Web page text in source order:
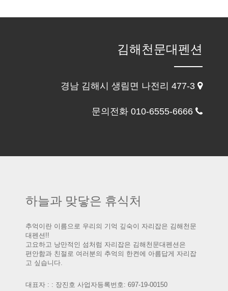
김해천문대펜션
경남 김해시 생림면 나전리 477-3
문의전화 010-6555-6666
하늘과 맞닿은 휴식처
추억이란 이름으로 우리의 기억 깊숙이 자리잡은 김해천문
대펜션!!
고요하고 낭만적인 섬처럼 자리잡은 김해천문대펜션은
편안함과 친절로 여러분의 추억의 한켠에 아름답게 자리잡
고 싶습니다.
대표자 : : 장진호 사업자등록번호: 697-19-00150